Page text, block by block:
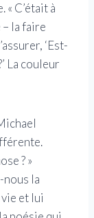
C’était à
la faire
‘Est-
La couleur
? »
nous la
et lui